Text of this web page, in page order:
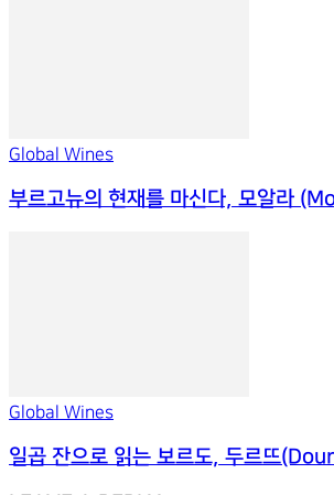
Global Wines
부르고뉴의 현재를 마신다, 모알라
Global Wines
일곱 잔으로 읽는 보르도, 두르뜨